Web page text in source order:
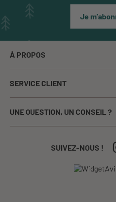
Je
À PROPOS
Notre histoire
Le blog
Nos marques
La presse en parle
Nos Festivals
SERVICE CLIENT
Livraison
Paiement sécurisé
Echanges / Retours
UNE QUESTION, UN CONSEIL ?
Appelez-nous du lundi au
04-50-63-93-44
SUIVEZ-NOUS !